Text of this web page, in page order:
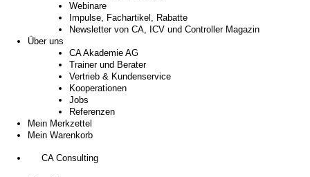
Webinare
Impulse, Fachartikel, Rabatte
Newsletter von CA, ICV und Controller Magazin
Über uns
CA Akademie AG
Trainer und Berater
Vertrieb & Kundenservice
Kooperationen
Jobs
Referenzen
Mein Merkzettel
Mein Warenkorb
CA Consulting